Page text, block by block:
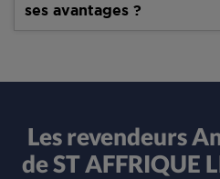
ses avantages ?
Les revendeurs
de ST AFFRIQUE